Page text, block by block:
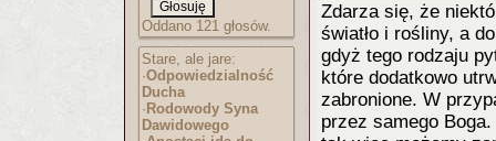
Oddano 121 głosów.
Stare, ale jare:
·Odpowiedzialność
Ducha
· Rodowody Syna
Dawidowego
Zdarza się, że
światło i rośliny, a
gdyż tego rodzaju
które dodatkowo
zabronione. W
przez samego